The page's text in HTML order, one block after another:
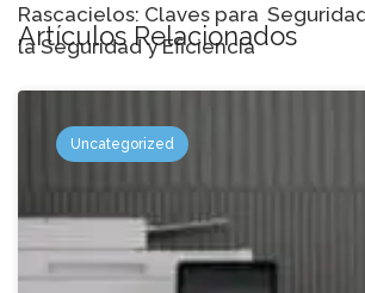
Rascacielos: Claves para
la Seguridad y Eficiencia
Artículos Relacionados
Uncategorized